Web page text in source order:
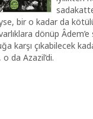
bir o kadar da
dönüp
karşı çıkabilecek
o da Azazil’di.